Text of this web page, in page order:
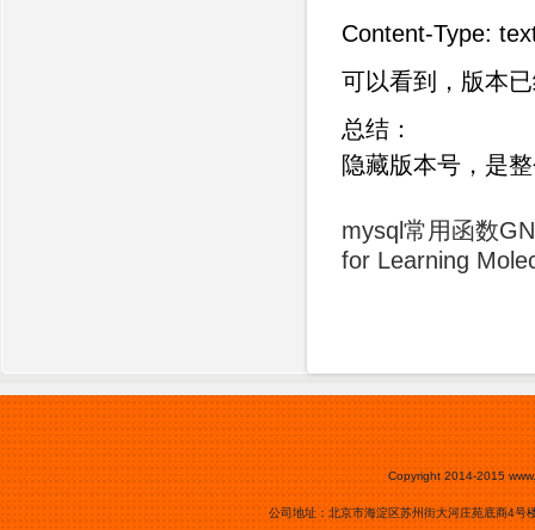
Content-Type:
可以看到，版本
总结：
隐藏版本号，是
mysql常用函数
for Learning
Copyright 2014-2015
公司地址：北京市海淀区苏州街大河庄苑底商4